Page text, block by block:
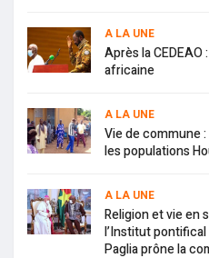
A LA UNE
Après la CEDEAO
africaine
A LA UNE
Vie de commune
les populations
A LA UNE
Religion et vie en
l’Institut
Paglia prône la